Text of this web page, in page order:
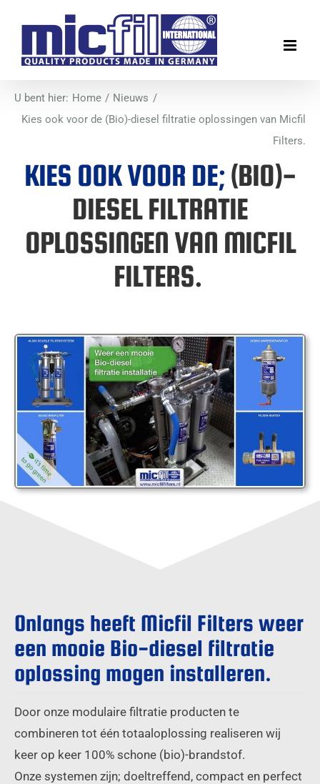
inhoud
U bent hier: Home
Nieuws
Kies ook voor de (Bio)-diesel filtratie oplossingen van Micfil
Filters.
KIES OOK VOOR DE; (BIO)-
DIESEL FILTRATIE
OPLOSSINGEN VAN MICFIL
FILTERS.
Onlangs heeft Micfil Filters weer
een mooie Bio-diesel filtratie
oplossing mogen installeren.
Door onze modulaire filtratie producten te
combineren tot één totaaloplossing realiseren wij
keer op keer 100% schone (bio)-brandstof.
Onze systemen zijn; doeltreffend, compact en perfect